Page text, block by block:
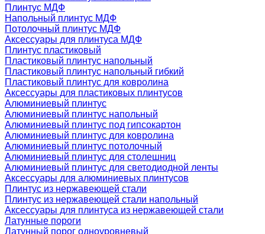
Плинтус МДФ
Напольный плинтус МДФ
Потолочный плинтус МДФ
Аксессуары для плинтуса МДФ
Плинтус пластиковый
Пластиковый плинтус напольный
Пластиковый плинтус напольный гибкий
Пластиковый плинтус для ковролина
Аксессуары для пластиковых плинтусов
Алюминиевый плинтус
Алюминиевый плинтус напольный
Алюминиевый плинтус под гипсокартон
Алюминиевый плинтус для ковролина
Алюминиевый плинтус потолочный
Алюминиевый плинтус для столешниц
Алюминиевый плинтус для светодиодной ленты
Аксессуары для алюминиевых плинтусов
Плинтус из нержавеющей стали
Плинтус из нержавеющей стали напольный
Аксессуары для плинтуса из нержавеющей стали
Латунные пороги
Латунный порог одноуровневый